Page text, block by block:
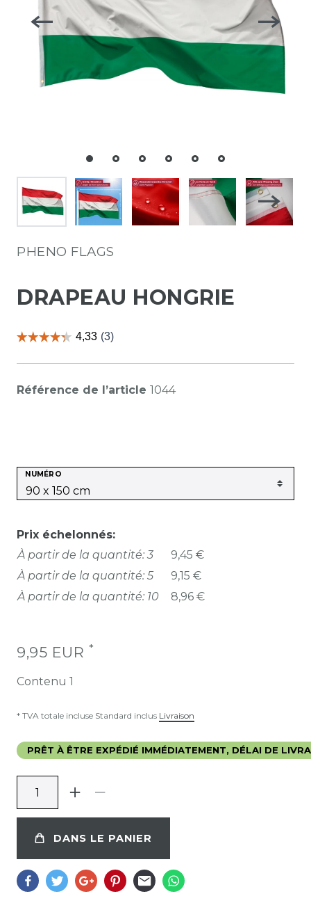
PHENO FLAGS
DRAPEAU HONGRIE
Référence de l’article 1044
NUMÉRO
Prix échelonnés:
À partir de la quantité: 3
9,45 €
À partir de la quantité: 5
9,15 €
À partir de la quantité: 10
8,96 €
9,95 EUR *
Contenu 1
* TVA totale incluse Standard inclus Livraison
PRÊT À ÊTRE EXPÉDIÉ IMMÉDIATEMENT, DÉLAI DE
DANS LE PANIER